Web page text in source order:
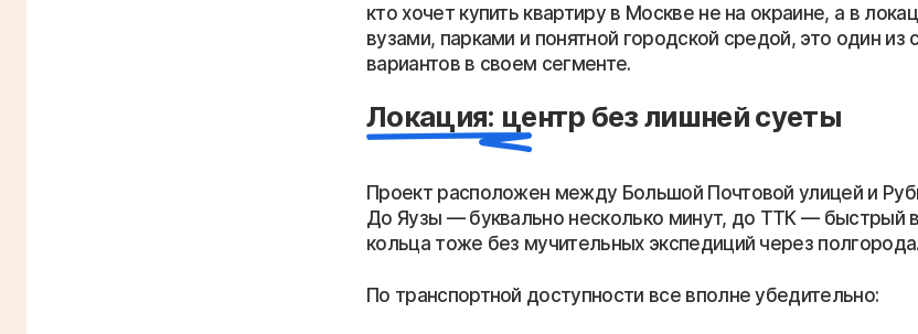
кто хочет купить квартиру в Москве не на окраине, а в
вузами, парками и понятной городской средой, это один из
вариантов в своем сегменте.
Локация: центр без лишней суеты
Проект расположен между Большой Почтовой улицей и
До Яузы — буквально несколько минут, до ТТК — быстрый
кольца тоже без мучительных экспедиций через полгорода.
По транспортной доступности все вполне убедительно: